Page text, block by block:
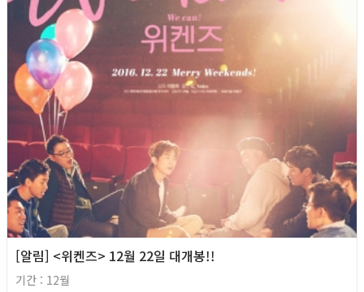
[알림] <위켄즈> 12월 22일 대개봉!!
기간 : 12월